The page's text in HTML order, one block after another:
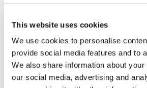
This website uses cookies
We use cookies to personalise
provide social media features and to
We also share information about
our social media, advertising and
bolso bandolera 2L negro